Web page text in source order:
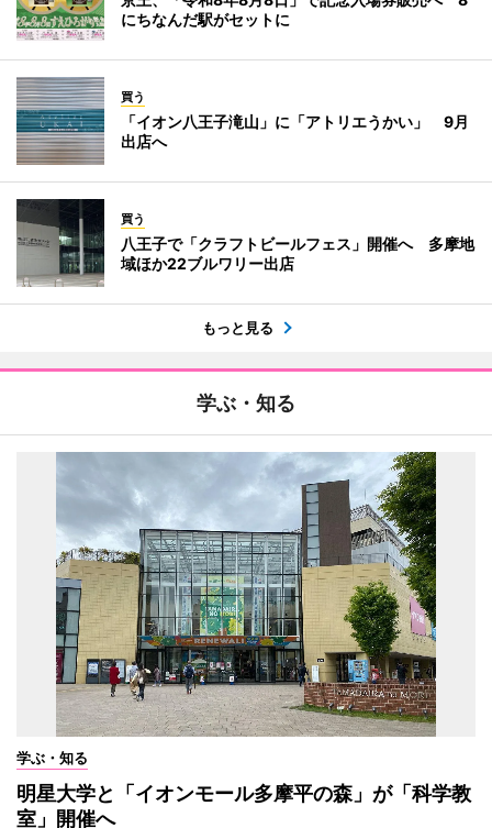
にちなんだ駅がセットに
買う
「イオン八王子滝山」に「アトリエうかい」 9月
出店へ
買う
八王子で「クラフトビールフェス」開催へ 多摩地
域ほか22ブルワリー出店
もっと見る
学ぶ・知る
学ぶ・知る
明星大学と「イオンモール多摩平の森」が「科学教
室」開催へ